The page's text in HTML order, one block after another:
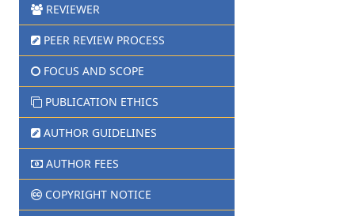
REVIEWER
PEER REVIEW PROCESS
FOCUS AND SCOPE
PUBLICATION ETHICS
AUTHOR GUIDELINES
AUTHOR FEES
COPYRIGHT NOTICE